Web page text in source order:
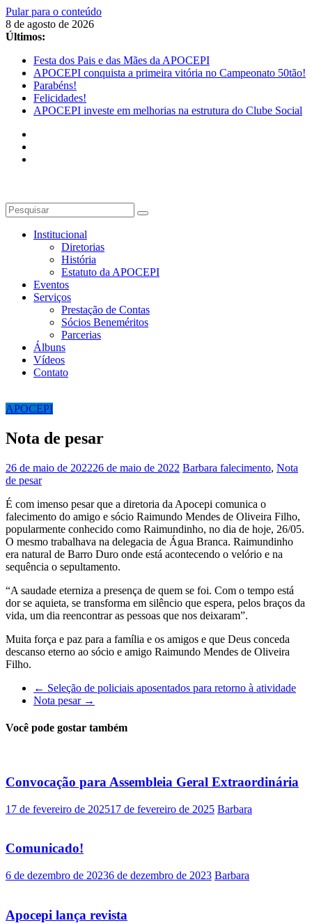
Pular para o conteúdo
8 de agosto de 2026
Últimos:
Festa dos Pais e das Mães da APOCEPI
APOCEPI conquista a primeira vitória no Campeonato 50tão!
Parabéns!
Felicidades!
APOCEPI investe em melhorias na estrutura do Clube Social
Institucional
Diretorias
História
Estatuto da APOCEPI
Eventos
Serviços
Prestação de Contas
Sócios Beneméritos
Parcerias
Álbuns
Vídeos
Contato
APOCEPI
Nota de pesar
26 de maio de 202226 de maio de 2022 Barbara falecimento, Nota
de pesar
É com imenso pesar que a diretoria da Apocepi comunica o
falecimento do amigo e sócio Raimundo Mendes de Oliveira Filho,
popularmente conhecido como Raimundinho, no dia de hoje, 26/05.
O mesmo trabalhava na delegacia de Água Branca. Raimundinho
era natural de Barro Duro onde está acontecendo o velório e na
sequência o sepultamento.
“A saudade eterniza a presença de quem se foi. Com o tempo está
dor se aquieta, se transforma em silêncio que espera, pelos braços da
vida, um dia reencontrar as pessoas que nos deixaram”.
Muita força e paz para a família e os amigos e que Deus conceda
descanso eterno ao sócio e amigo Raimundo Mendes de Oliveira
Filho.
← Seleção de policiais aposentados para retorno à atividade
Nota pesar →
Você pode gostar também
Convocação para Assembleia Geral Extraordinária
17 de fevereiro de 202517 de fevereiro de 2025 Barbara
Comunicado!
6 de dezembro de 20236 de dezembro de 2023 Barbara
Apocepi lança revista